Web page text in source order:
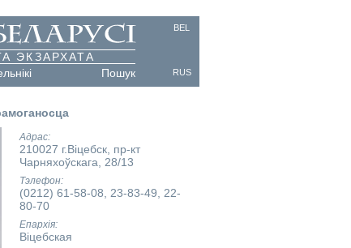
BEL
RUS
ЭКЗАРХАТА
Пошук
Адрас
210027 г.Віцебск, пр-кт
Чарняхоўскага, 28/13
Тэлефон
(0212) 61-58-08, 23-83-49, 22-
80-70
Епархія
Віцебская